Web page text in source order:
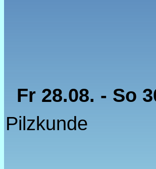
Fr 28.08. - So
Pilzkunde